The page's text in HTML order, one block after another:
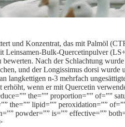
und Konzentrat, das mit Palmöl
Leinsamen-Bulk-Quercetinpulver
Nach der Schlachtung
und der Longissimus dorsi
langkettigen n-3 mehrfach
wenn er mit Quercetin
the=”” proportion=”” of=””
the=”” lipid=”” peroxidation=””
powder=”” is=”” effective=””